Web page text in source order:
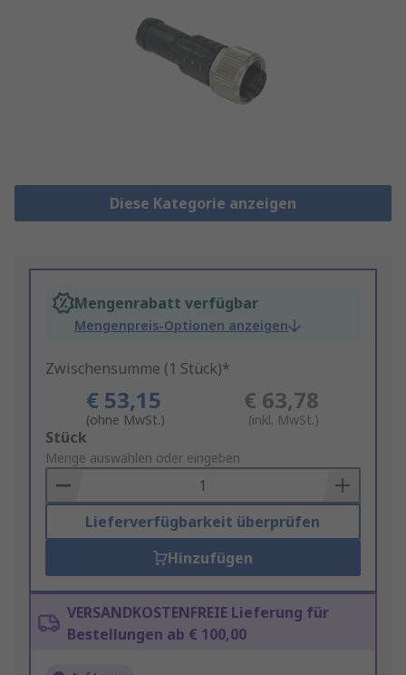
Diese Kategorie anzeigen
Mengenrabatt verfügbar
Mengenpreis-Optionen anzeigen
Zwischensumme (1 Stück)*
€ 53,15
(ohne MwSt.)
€ 63,78
(inkl. MwSt.)
Add
to
Basket
Stück
Menge auswählen oder eingeben
Lieferverfügbarkeit überprüfen
Hinzufügen
VERSANDKOSTENFREIE Lieferung für
Bestellungen ab € 100,00